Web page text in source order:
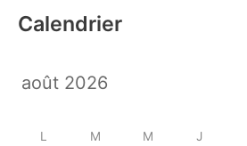
Calendrier
L M M J